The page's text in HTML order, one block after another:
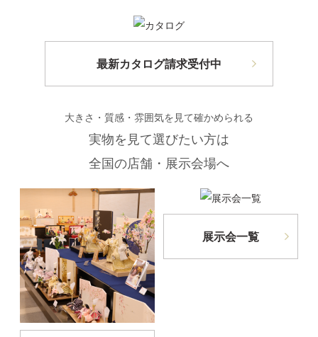
最新カタログ請求受付中
大きさ・質感・雰囲気を見て確かめられる
実物を見て選びたい方は
全国の店舗・展示会場へ
展示会一覧